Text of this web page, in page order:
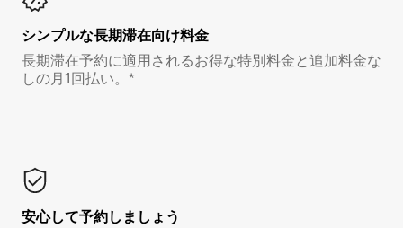
シンプルな長期滞在向け料金
長期滞在予約に適用されるお得な特別料金と追加料金な
しの月1回払い。*
安心して予約しましょう